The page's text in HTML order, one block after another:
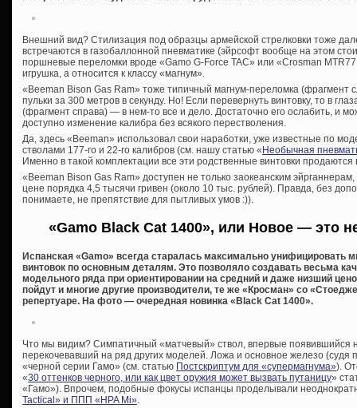
Внешний вид? Стилизация под образцы армейской стрелковки тоже
встречаются в газобаллонной пневматике (эйрсофт вообще на этом
поршневые переломки вроде «Gamo G-Force TAC» или «Crosman
игрушка, а относится к классу «магнум».
«Beeman Bison Gas Ram» тоже типичный магнум-переломка (фрагмент
пульки за 300 метров в секунду. Но! Если перевернуть винтовку, то в
(фрагмент справа) — в нем-то все и дело. Достаточно его ослабить, и
доступно изменение калибра без всякого перестволения.
Да, здесь «Beeman» использовал свои наработки, уже известные по
стволами 177-го и 22-го калибров (см. нашу статью «Необычная
Именно в такой комплектации все эти родственные винтовки
«Beeman Bison Gas Ram» доступен не только заокеанским
цене порядка 4,5 тысячи гривен (около 10 тыс. рублей). Правда, без
понимаете, не препятствие для пытливых умов :)).
«Gamo Black Cat 1400», или Новое — это
Испанская «Gamo» всегда старалась максимально унифицировать
винтовок по основным деталям. Это позволяло создавать весьма
модельного ряда при ориентировании на средний и даже низший
пойдут и многие другие производители, те же «Кросман» со
репертуаре. На фото — очередная новинка «Black Cat 1400».
Что мы видим? Симпатичный «матчевый» ствол, впервые появившийся
перекочевавший на ряд других моделей. Ложа и основное железо (судя
«черной серии Гамо» (см. статью Постскриптум для «супермагнума»).
«30 оттенков черного, или как цвет оружия может вызвать путаницу»
«Гамо»). Впрочем, подобные фокусы испанцы проделывали
Tactical» и ППП «HPA Mi»